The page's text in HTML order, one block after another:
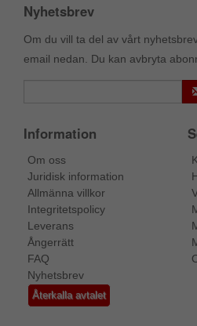
Nyhetsbrev
Om du vill ta del av vårt
email nedan. Du kan avbryta
Information
Om oss
Juridisk information
Allmänna villkor
Integritetspolicy
Leverans
Ångerrätt
FAQ
Nyhetsbrev
Återkalla avtalet